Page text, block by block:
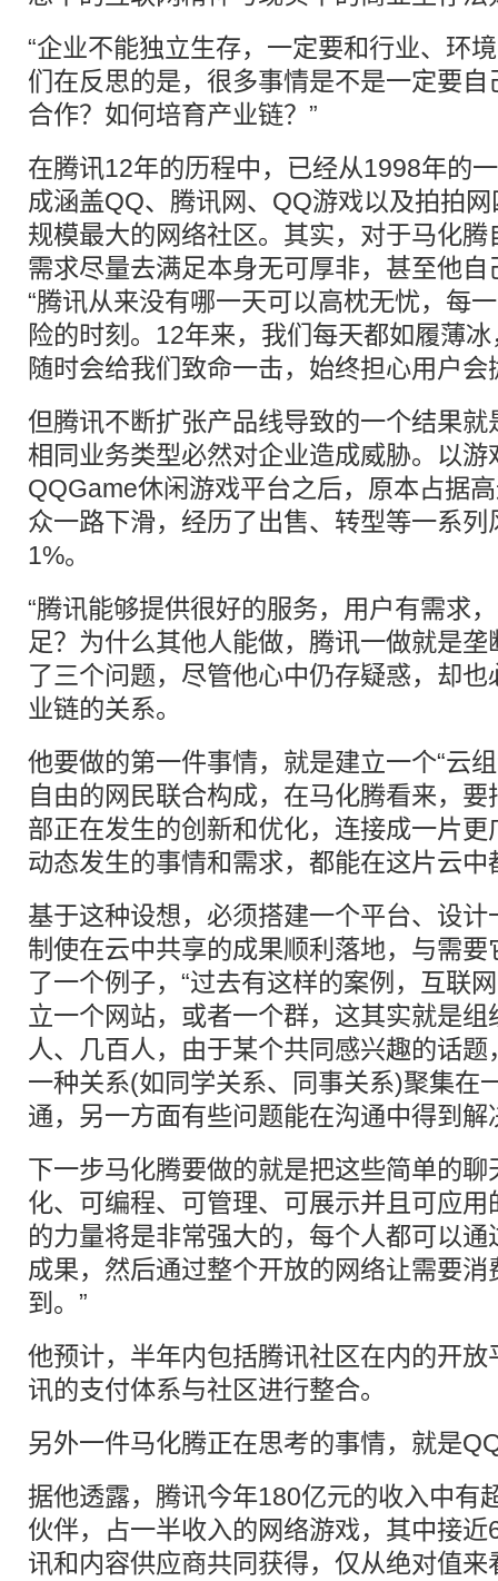
“企业不能独立生存，一定要和行业、环
们在反思的是，很多事情是不是一定要
合作？如何培育产业链？”
在腾讯12年的历程中，已经从1998年的
成涵盖QQ、腾讯网、QQ游戏以及拍拍
规模最大的网络社区。其实，对于马化
需求尽量去满足本身无可厚非，甚至他
“腾讯从来没有哪一天可以高枕无忧，每
险的时刻。12年来，我们每天都如履薄
随时会给我们致命一击，始终担心用户会
但腾讯不断扩张产品线导致的一个结果
相同业务类型必然对企业造成威胁。以
QQGame休闲游戏平台之后，原本占据
众一路下滑，经历了出售、转型等一系
1%。
“腾讯能够提供很好的服务，用户有需求
足？为什么其他人能做，腾讯一做就是垄
了三个问题，尽管他心中仍存疑惑，却
业链的关系。
他要做的第一件事情，就是建立一个“云
自由的网民联合构成，在马化腾看来，
部正在发生的创新和优化，连接成一片
动态发生的事情和需求，都能在这片云
基于这种设想，必须搭建一个平台、设
制使在云中共享的成果顺利落地，与需
了一个例子，“过去有这样的案例，互联
立一个网站，或者一个群，这其实就是
人、几百人，由于某个共同感兴趣的话
一种关系(如同学关系、同事关系)聚集在
通，另一方面有些问题能在沟通中得到解
下一步马化腾要做的就是把这些简单的
化、可编程、可管理、可展示并且可应用
的力量将是非常强大的，每个人都可以
成果，然后通过整个开放的网络让需要
到。”
他预计，半年内包括腾讯社区在内的开
讯的支付体系与社区进行整合。
另外一件马化腾正在思考的事情，就是
据他透露，腾讯今年180亿元的收入中有
伙伴，占一半收入的网络游戏，其中接
讯和内容供应商共同获得，仅从绝对值